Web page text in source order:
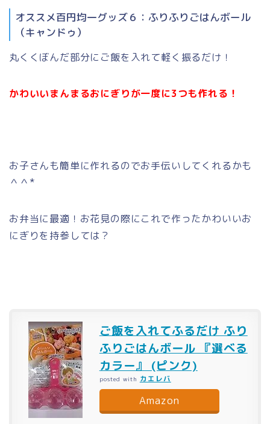
オススメ百円均一グッズ６：ふりふりごはんボール
（キャンドゥ）
丸くくぼんだ部分にご飯を入れて軽く振るだけ！
かわいいまんまるおにぎりが一度に3つも作れる！
お子さんも簡単に作れるのでお手伝いしてくれるかも
＾＾*
お弁当に最適！お花見の際にこれで作ったかわいいお
にぎりを持参しては？
ご飯を入れてふるだけ ふり
ふりごはんボール 『選べる
カラー』 (ピンク)
posted with カエレバ
Amazon